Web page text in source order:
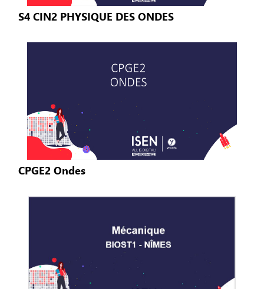
S4 CIN2 PHYSIQUE DES ONDES
CPGE2 Ondes